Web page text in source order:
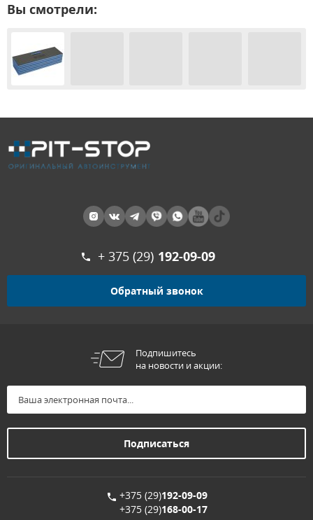
Вы смотрели:
+ 375 (29) 192-09-09
Обратный звонок
Подпишитесь
на новости и акции:
+375 (29)192-09-09
+375 (29)168-00-17